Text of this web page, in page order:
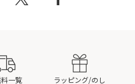
一覧 ラッピング/のし